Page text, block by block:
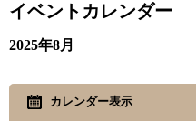
へ
イベントカレンダー
2025年8月
カレンダー表示